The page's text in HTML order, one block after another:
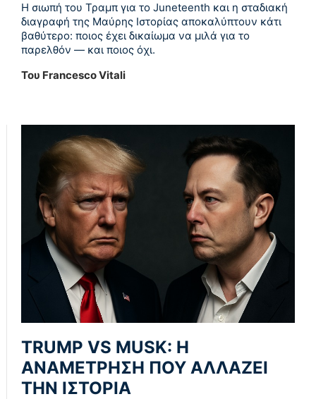
Η σιωπή του Τραμπ για το Juneteenth και η σταδιακή
διαγραφή της Μαύρης Ιστορίας αποκαλύπτουν κάτι
βαθύτερο: ποιος έχει δικαίωμα να μιλά για το
παρελθόν — και ποιος όχι.
Του Francesco Vitali
TRUMP VS MUSK: Η
ΑΝΑΜΈΤΡΗΣΗ ΠΟΥ ΑΛΛΆΖΕΙ
ΤΗΝ ΙΣΤΟΡΊΑ